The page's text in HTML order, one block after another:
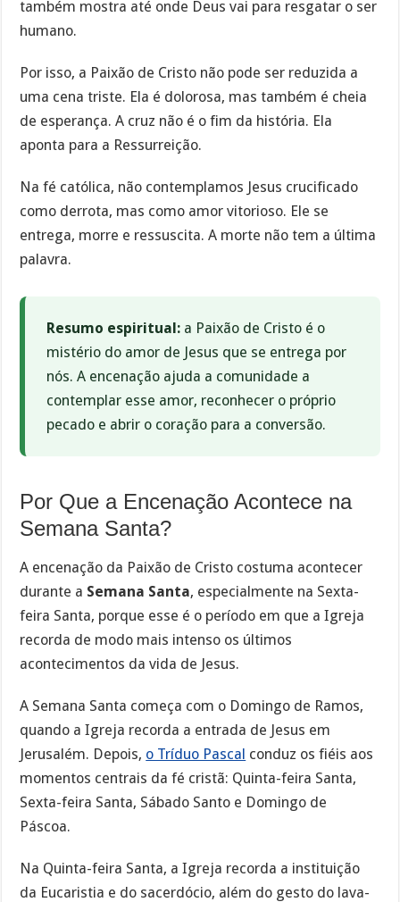
também mostra até onde Deus vai para resgatar o ser
humano.
Por isso, a Paixão de Cristo não pode ser reduzida a
uma cena triste. Ela é dolorosa, mas também é cheia
de esperança. A cruz não é o fim da história. Ela
aponta para a Ressurreição.
Na fé católica, não contemplamos Jesus crucificado
como derrota, mas como amor vitorioso. Ele se
entrega, morre e ressuscita. A morte não tem a última
palavra.
Resumo espiritual: a Paixão de Cristo é o
mistério do amor de Jesus que se entrega por
nós. A encenação ajuda a comunidade a
contemplar esse amor, reconhecer o próprio
pecado e abrir o coração para a conversão.
Por Que a Encenação Acontece na
Semana Santa?
A encenação da Paixão de Cristo costuma acontecer
durante a Semana Santa, especialmente na Sexta-
feira Santa, porque esse é o período em que a Igreja
recorda de modo mais intenso os últimos
acontecimentos da vida de Jesus.
A Semana Santa começa com o Domingo de Ramos,
quando a Igreja recorda a entrada de Jesus em
Jerusalém. Depois, o Tríduo Pascal conduz os fiéis aos
momentos centrais da fé cristã: Quinta-feira Santa,
Sexta-feira Santa, Sábado Santo e Domingo de
Páscoa.
Na Quinta-feira Santa, a Igreja recorda a instituição
da Eucaristia e do sacerdócio, além do gesto do lava-